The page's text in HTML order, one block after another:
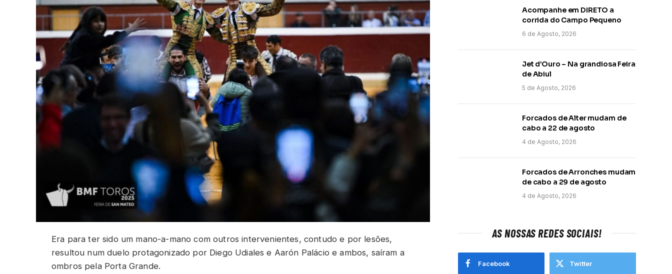
Era para ter sido um mano-a-mano com outros intervenientes, contudo e por lesões,
resultou num duelo protagonizado por Diego Udiales e Aarón Palácio e ambos, saíram a
ombros pela Porta Grande.
Acompanhe em DIRETO a
corrida do Campo Pequeno
6 de Agosto, 2026
Jet d’Ouro – Na grandiosa Feira
de Abiul
5 de Agosto, 2026
Forcados de Alter mudam de
cabo a 22 de agosto
4 de Agosto, 2026
Forcados de Arronches mudam
de cabo a 29 de agosto
4 de Agosto, 2026
AS NOSSAS REDES SOCIAIS!
Facebook Twitter